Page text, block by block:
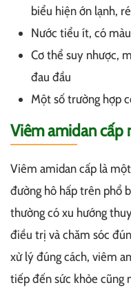
biểu hiện ớn lạnh,
Nước tiểu ít, có
Cơ thể suy nhược,
đau đầu
Một số trường hợp
Viêm amidan cấp
Viêm amidan cấp là
đường hô hấp trên phổ
thường có xu hướng
điều trị và chăm sóc
xử lý đúng cách, viêm
tiếp đến sức khỏe cũng